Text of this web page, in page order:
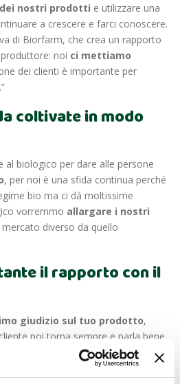
nostri prodotti e utilizzare una
a crescere e farci conoscere.
di Biorfarm, che crea un rapporto
noi ci mettiamo
dei clienti è importante per
coltivate in modo
al biologico per dare alle persone
, per noi è una sfida continua perché
bio ma ci dà moltissime
vorremmo allargare i nostri
diverso da quello
il rapporto con il
giudizio sul tuo prodotto,
poi torna sempre e parla bene
coltivazioni si stanno ampliando
più ampia di prodotti bio, per